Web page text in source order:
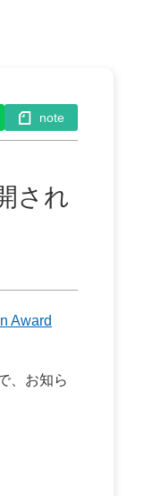
note
され
Award
、お知ら